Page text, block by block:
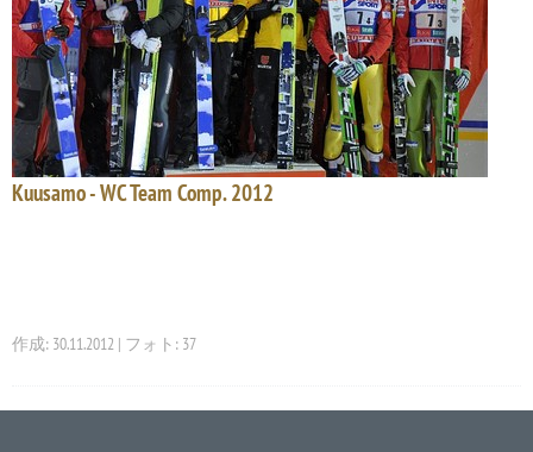
Kuusamo - WC Team Comp. 2012
作成: 30.11.2012 | フォト: 37